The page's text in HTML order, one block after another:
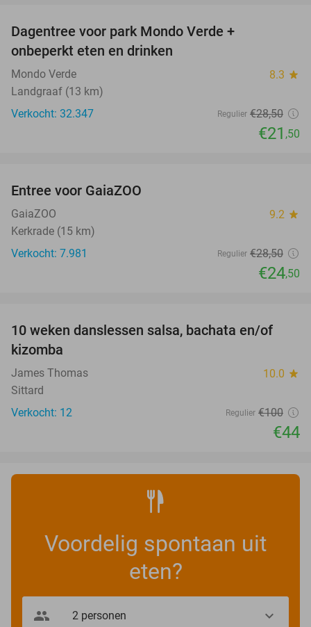
Dagentree voor park Mondo Verde +
onbeperkt eten en drinken
Mondo Verde 8.3 star
Landgraaf (13 km)
Verkocht: 32.347
Regulier €28,50
€21 ,50
Entree voor GaiaZOO
GaiaZOO 9.2 star
Kerkrade (15 km)
Verkocht: 7.981
Regulier €28,50
€24,50
56%
10 weken danslessen salsa, bachata en/of
kizomba
James Thomas 10.0 star
Sittard
Verkocht: 12
Regulier €100
€44
Voordelig spontaan uit
eten?